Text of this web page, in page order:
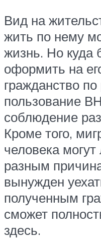
Вид на
жить по нему
жизнь. Но куда
оформить на
гражданство
пользование
соблюдение
Кроме того,
человека
разным
вынужден
полученным
сможет
здесь.